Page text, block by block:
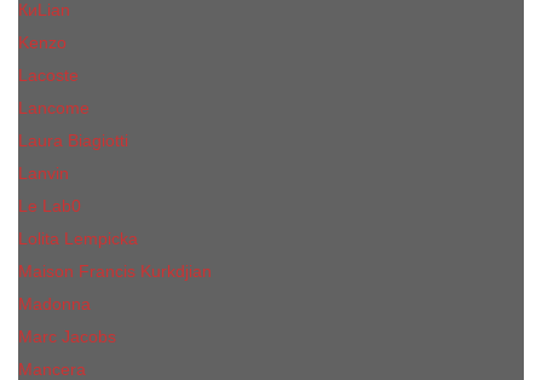
КиLian
Kenzo
Lacoste
Lancome
Laura Biagiotti
Lanvin
Lе Lab0
Lolita Lempicka
Maison Francis Kurkdjian
Madonna
Marc Jacobs
Mancera